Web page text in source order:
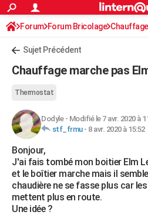
ACTUALITÉS
Politique
Société
Faits Divers
Education
Monde
Villes
+
AUTO
Essais
Réserver un essai
Citadines
Berlines
SUV
Forum auto
+HIGH-TECH
Mobiles
Meilleur smartphone
Internet
Ordinateurs
Jeux vidéo
Guide high-tech
+BRICOLAGE
Forum
Aménagement intérieur
Extérieur
Cuisine
Salle de bains
Jardinage
Rangement
WEEK-END
Guides de France
Escapades
Patrimoine
Expositions
Musées
Week-end nature
+LIFESTYLE
Forum Forum Bricolage
Chauffage Fuel / Gaz / Pétrole
Sujet Précédent
Chauffage marche pas
Thermostat
Dodyle- Modifié le 7 avr. 2020 à
stf_frmu- 8 avr. 2020 à 15:52
Bonjour,
J'ai fais tombé mon boitier Elm
et le boîtier marche mais il
chaudière ne se fasse plus car
mettent plus en route.
Une idée ?